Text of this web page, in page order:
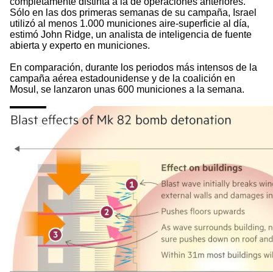
Sólo en las dos primeras semanas de su campaña, Israel
utilizó al menos 1.000 municiones aire-superficie al día,
estimó John Ridge, un analista de inteligencia de fuente
abierta y experto en municiones.
En comparación, durante los periodos más intensos de la
campaña aérea estadounidense y de la coalición en
Mosul, se lanzaron unas 600 municiones a la semana.